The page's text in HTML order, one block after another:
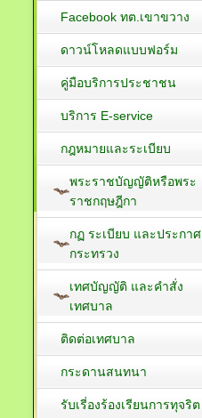
Facebook ทต.เขาขวาง
ดาวน์โหลดแบบฟอร์ม
คู่มือบริการประชาชน
บริการ E-service
กฎหมายและระเบียบ
พระราชบัญญัติหรือพระ
ราชกฤษฎีกา
กฏ ระเบียบ และประกาศ
กระทรวง
เทศบัญญัติ และคำสั่ง
เทศบาล
ติดต่อเทศบาล
กระดานสนทนา
รับเรี่องร้องเรียนการทุจริต